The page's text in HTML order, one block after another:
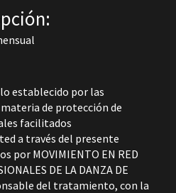
establecido por las
de protección de
facilitados
a través del presente
por MOVIMIENTO EN RED
DE LA DANZA DE
del tratamiento, con la